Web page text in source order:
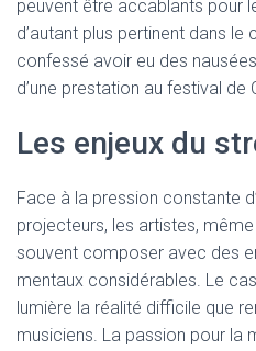
peuvent être accablants pour
d’autant plus pertinent dans le
confessé avoir eu des
d’une prestation au festival de
Les enjeux du
Face à la pression constante
projecteurs, les artistes,
souvent composer avec des
mentaux considérables. Le
lumière la réalité difficile que
musiciens. La passion pour la